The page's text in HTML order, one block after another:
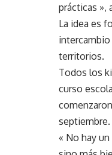
prácticas »,
La idea es
territorios.
Todos los
curso
septiembre.
« No hay